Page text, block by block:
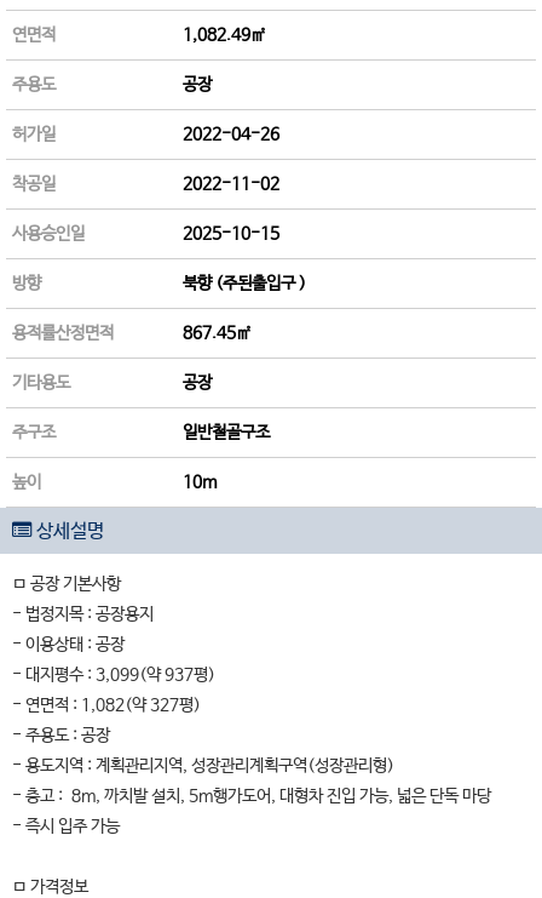
연면적 1,082.49㎡
주용도 공장
허가일 2022-04-26
착공일 2022-11-02
사용승인일 2025-10-15
방향 북향 (주된출입구 )
용적률산정면적 867.45㎡
기타용도 공장
주구조 일반철골구조
높이 10m
상세설명
ㅁ 공장 기본사항
- 법정지목 : 공장용지
- 이용상태 : 공장
- 대지평수 : 3,099(약 937평)
- 연면적 : 1,082(약 327평)
- 주용도 : 공장
- 용도지역 : 계획관리지역, 성장관리계획구역(성장관리형)
- 층고 : 8m, 까치발 설치, 5m행가도어, 대형차 진입 가능, 넓은 단독 마당
- 즉시 입주 가능
ㅁ 가격정보